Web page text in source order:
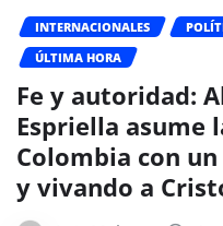
INTERNACIONALES
ÚLTIMA HORA
Fe y autoridad:
Espriella asume
Colombia con
y vivando a